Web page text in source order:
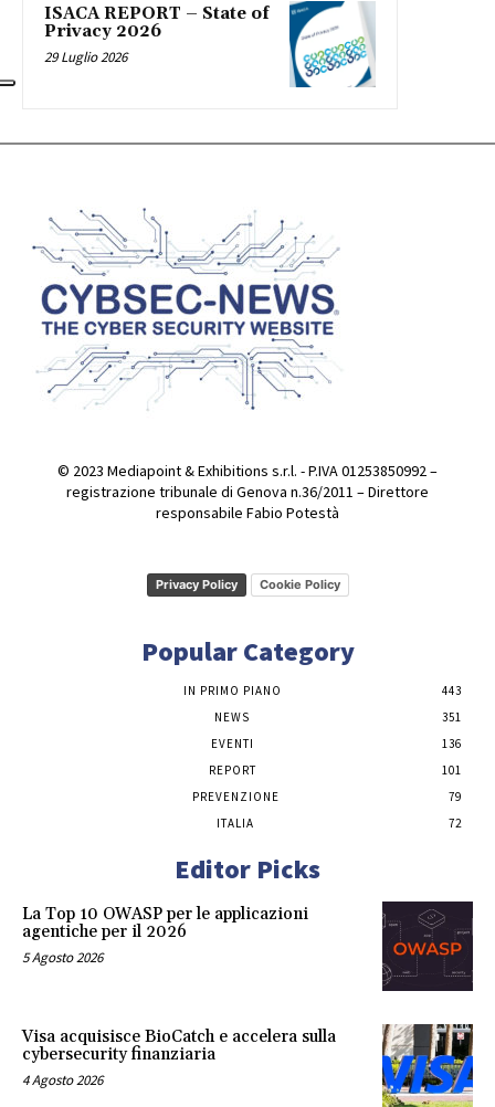
ISACA REPORT – State of
Privacy 2026
29 Luglio 2026
© 2023 Mediapoint & Exhibitions s.r.l. - P.IVA 01253850992 –
registrazione tribunale di Genova n.36/2011 – Direttore
responsabile Fabio Potestà
Privacy Policy Cookie Policy
Popular Category
IN PRIMO PIANO
443
NEWS
351
EVENTI
136
REPORT
101
PREVENZIONE
79
ITALIA
72
Editor Picks
La Top 10 OWASP per le applicazioni
agentiche per il 2026
5 Agosto 2026
Visa acquisisce BioCatch e accelera sulla
cybersecurity finanziaria
4 Agosto 2026